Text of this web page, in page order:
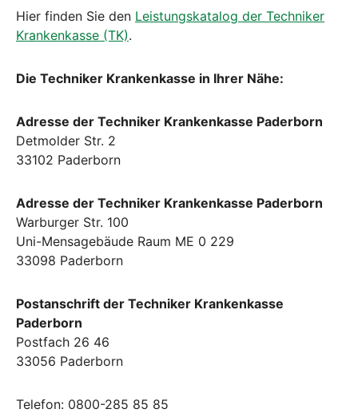
Hier finden Sie den Leistungskatalog der Techniker
Krankenkasse (TK).
Die Techniker Krankenkasse in Ihrer Nähe:
Adresse der Techniker Krankenkasse Paderborn
Detmolder Str. 2
33102 Paderborn
Adresse der Techniker Krankenkasse Paderborn
Warburger Str. 100
Uni-Mensagebäude Raum ME 0 229
33098 Paderborn
Postanschrift der Techniker Krankenkasse
Paderborn
Postfach 26 46
33056 Paderborn
Telefon: 0800-285 85 85